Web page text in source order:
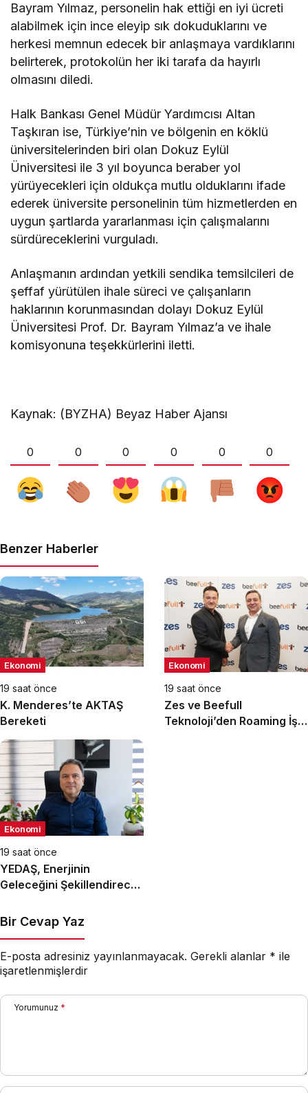
Bayram Yılmaz, personelin hak ettiği en iyi ücreti
alabilmek için ince eleyip sık dokuduklarını ve
herkesi memnun edecek bir anlaşmaya vardıklarını
belirterek, protokolün her iki tarafa da hayırlı
olmasını diledi.
Halk Bankası Genel Müdür Yardımcısı Altan
Taşkıran ise, Türkiye’nin ve bölgenin en köklü
üniversitelerinden biri olan Dokuz Eylül
Üniversitesi ile 3 yıl boyunca beraber yol
yürüyecekleri için oldukça mutlu olduklarını ifade
ederek üniversite personelinin tüm hizmetlerden en
uygun şartlarda yararlanması için çalışmalarını
sürdüreceklerini vurguladı.
Anlaşmanın ardından yetkili sendika temsilcileri de
şeffaf yürütülen ihale süreci ve çalışanların
haklarının korunmasından dolayı Dokuz Eylül
Üniversitesi Prof. Dr. Bayram Yılmaz’a ve ihale
komisyonuna teşekkürlerini iletti.
Kaynak: (BYZHA) Beyaz Haber Ajansı
0 0 0 0 0 0
Benzer Haberler
Ekonomi
19 saat önce
K. Menderes’te AKTAŞ
Bereketi
Ekonomi
19 saat önce
Zes ve Beefull
Teknoloji’den Roaming İş
Ekonomi
19 saat önce
YEDAŞ, Enerjinin
Geleceğini Şekillendirecek
Bir Cevap Yaz
E-posta adresiniz yayınlanmayacak. Gerekli alanlar * ile
işaretlenmişlerdir
Yorumunuz *